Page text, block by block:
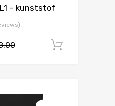
– kunststof